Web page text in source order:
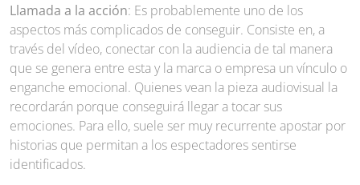
Llamada a la acción: Es probablemente uno de los
aspectos más complicados de conseguir. Consiste en, a
través del vídeo, conectar con la audiencia de tal manera
que se genera entre esta y la marca o empresa un vínculo o
enganche emocional. Quienes vean la pieza audiovisual la
recordarán porque conseguirá llegar a tocar sus
emociones. Para ello, suele ser muy recurrente apostar por
historias que permitan a los espectadores sentirse
identificados.